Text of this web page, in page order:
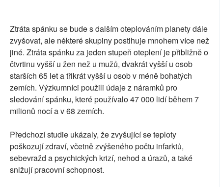
Ztráta spánku se bude s dalším oteplováním planety dále
zvyšovat, ale některé skupiny postihuje mnohem více než
jiné. Ztráta spánku za jeden stupeň oteplení je přibližně o
čtvrtinu vyšší u žen než u mužů, dvakrát vyšší u osob
starších 65 let a třikrát vyšší u osob v méně bohatých
zemích. Výzkumníci použili údaje z náramků pro
sledování spánku, které používalo 47 000 lidí během 7
milionů nocí a v 68 zemích.
Předchozí studie ukázaly, že zvyšující se teploty
poškozují zdraví, včetně zvýšeného počtu infarktů,
sebevražd a psychických krizí, nehod a úrazů, a také
snižují pracovní schopnost.